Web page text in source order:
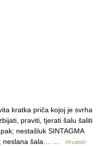
kratka priča kojoj je svrha
praviti, tjerati šalu šaliti
nestašluk SINTAGMA
neslana šala… …
Hrvatski